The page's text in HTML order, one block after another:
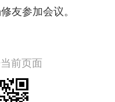
友参加会议。
前页面